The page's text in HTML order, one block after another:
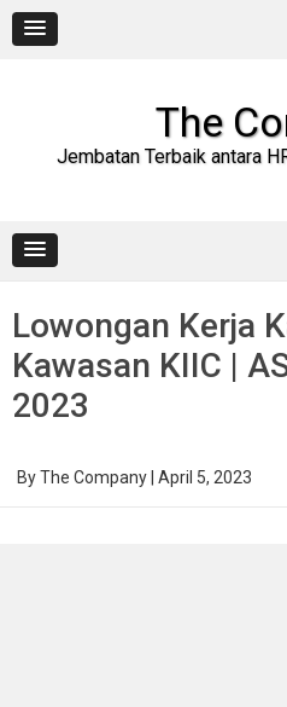
content
The
Jembatan Terbaik antara
Lowongan Kerja
Kawasan KIIC |
2023
ByThe Company April 5, 2023